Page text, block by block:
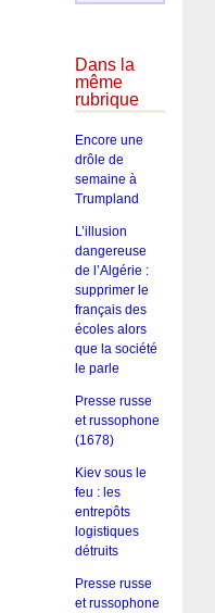
Dans la
même
rubrique
Encore une
drôle de
semaine à
Trumpland
L’illusion
dangereuse
de l’Algérie :
supprimer le
français des
écoles alors
que la société
le parle
Presse russe
et russophone
(1678)
Kiev sous le
feu : les
entrepôts
logistiques
détruits
Presse russe
et russophone